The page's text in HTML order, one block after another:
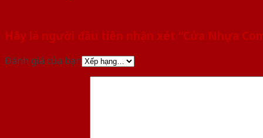
Hãy là người đầu tiên nhận xét “Cửa Nhựa
Đánh giá của bạn